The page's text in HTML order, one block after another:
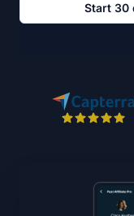
Start 30